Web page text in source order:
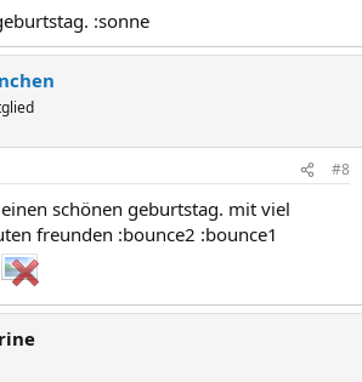
:sonne
#8
schönen geburtstag. mit viel
freunden :bounce2 :bounce1